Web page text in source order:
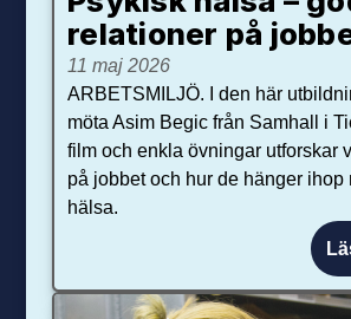
relationer på
11 maj 2026
ARBETSMILJÖ. I den här
möta Asim Begic från Samhall i
film och enkla övningar utforskar
på jobbet och hur de hänger ihop
hälsa.